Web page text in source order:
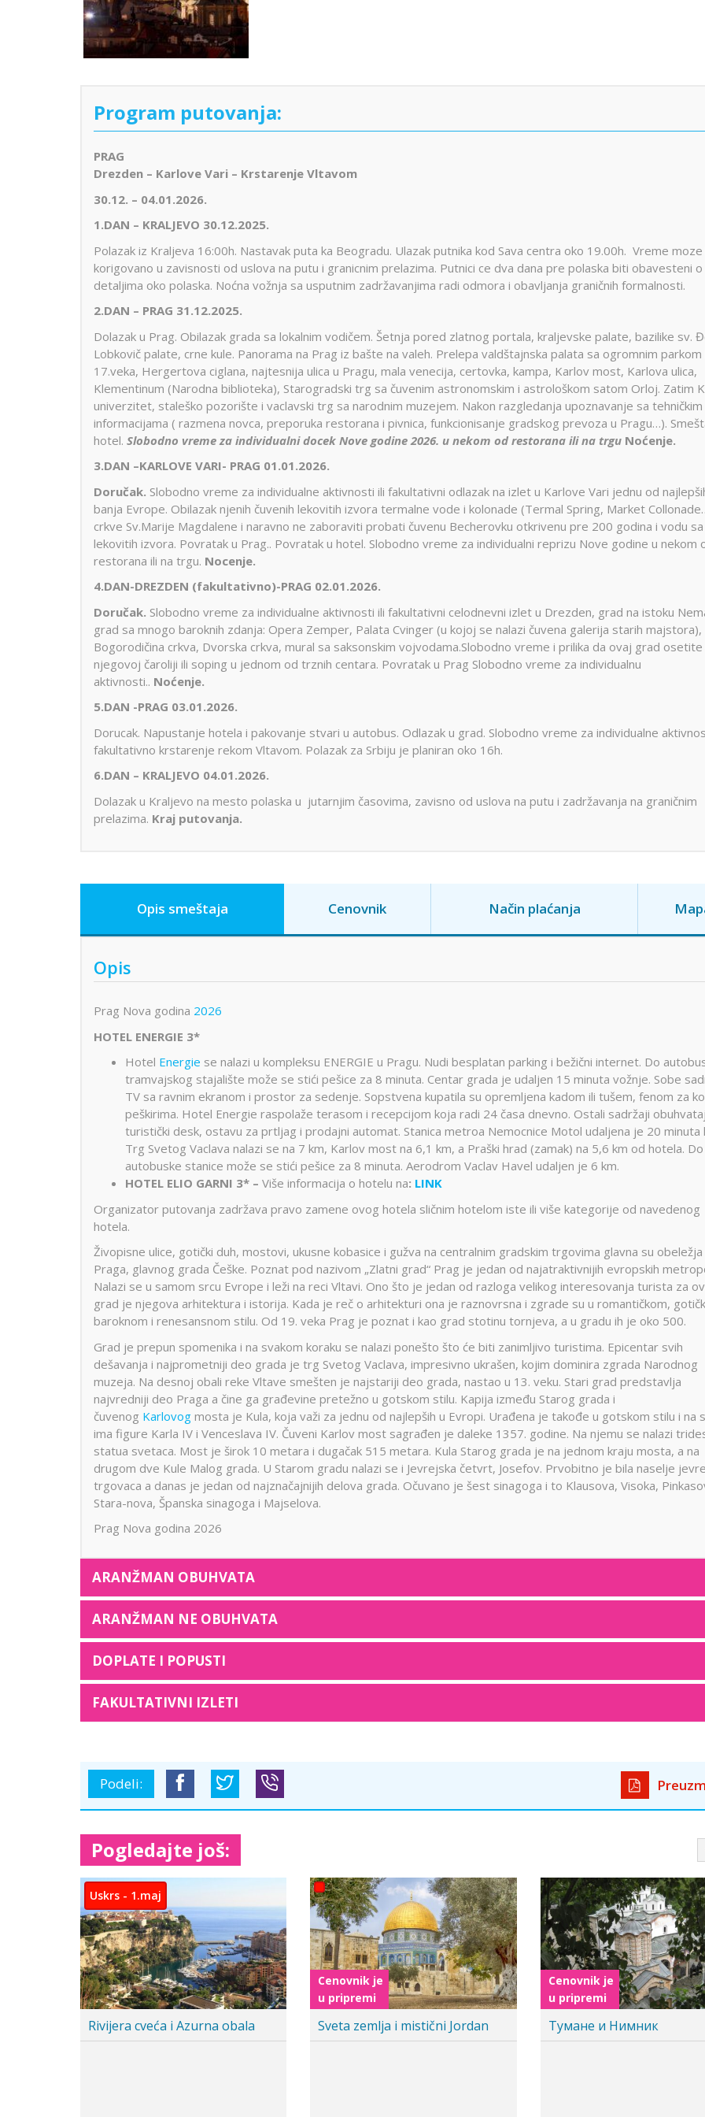
Program putovanja:
PRAG
Drezden – Karlove Vari – Krstarenje Vltavom
30.12. – 04.01.2026.
1.DAN – KRALJEVO 30.12.2025.
Polazak iz Kraljeva 16:00h. Nastavak puta ka Beogradu. Ulazak putnika kod Sava centra oko 19.00h. Vreme
korigovano u zavisnosti od uslova na putu i granicnim prelazima. Putnici ce dva dana pre polaska biti obavesteni
detaljima oko polaska. Noćna vožnja sa usputnim zadržavanjima radi odmora i obavljanja graničnih formalnosti.
2.DAN – PRAG 31.12.2025.
Dolazak u Prag. Obilazak grada sa lokalnim vodičem. Šetnja pored zlatnog portala, kraljevske palate, bazilike sv.
Lobkovič palate, crne kule. Panorama na Prag iz bašte na valeh. Prelepa valdštajnska palata sa ogromnim parkom
17.veka, Hergertova ciglana, najtesnija ulica u Pragu, mala venecija, certovka, kampa, Karlov most, Karlova ulica,
Klementinum (Narodna biblioteka), Starogradski trg sa čuvenim astronomskim i astrološkom satom Orloj. Zatim
univerzitet, staleško pozorište i vaclavski trg sa narodnim muzejem. Nakon razgledanja upoznavanje sa tehničkim
informacijama ( razmena novca, preporuka restorana i pivnica, funkcionisanje gradskog prevoza u Pragu…).
hotel. Slobodno vreme za individualni docek Nove godine 2026. u nekom od restorana ili na trgu Noćenje.
3.DAN –KARLOVE VARI- PRAG 01.01.2026.
Doručak. Slobodno vreme za individualne aktivnosti ili fakultativni odlazak na izlet u Karlove Vari jednu od
banja Evrope. Obilazak njenih čuvenih lekovitih izvora termalne vode i kolonade (Termal Spring, Market
crkve Sv.Marije Magdalene i naravno ne zaboraviti probati čuvenu Becherovku otkrivenu pre 200 godina i vodu sa
lekovitih izvora. Povratak u Prag.. Povratak u hotel. Slobodno vreme za individualni reprizu Nove godine u nekom
restorana ili na trgu. Nocenje.
4.DAN-DREZDEN (fakultativno)-PRAG 02.01.2026.
Doručak. Slobodno vreme za individualne aktivnosti ili fakultativni celodnevni izlet u Drezden, grad na istoku
grad sa mnogo baroknih zdanja: Opera Zemper, Palata Cvinger (u kojoj se nalazi čuvena galerija starih majstora),
Bogorodičina crkva, Dvorska crkva, mural sa saksonskim vojvodama.Slobodno vreme i prilika da ovaj grad osetite
njegovoj čaroliji ili soping u jednom od trznih centara. Povratak u Prag Slobodno vreme za individualnu
aktivnosti.. Noćenje.
5.DAN -PRAG 03.01.2026.
Dorucak. Napustanje hotela i pakovanje stvari u autobus. Odlazak u grad. Slobodno vreme za individualne
fakultativno krstarenje rekom Vltavom. Polazak za Srbiju je planiran oko 16h.
6.DAN – KRALJEVO 04.01.2026.
Dolazak u Kraljevo na mesto polaska u jutarnjim časovima, zavisno od uslova na putu i zadržavanja na graničnim
prelazima. Kraj putovanja.
Opis smeštaja Cenovnik Način plaćanja
Opis
Prag Nova godina 2026
HOTEL ENERGIE 3*
Hotel Energie se nalazi u kompleksu ENERGIE u Pragu. Nudi besplatan parking i bežični internet. Do
tramvajskog stajalište može se stići pešice za 8 minuta. Centar grada je udaljen 15 minuta vožnje. Sobe
TV sa ravnim ekranom i prostor za sedenje. Sopstvena kupatila su opremljena kadom ili tušem, fenom za
peškirima. Hotel Energie raspolaže terasom i recepcijom koja radi 24 časa dnevno. Ostali sadržaji
turistički desk, ostavu za prtljag i prodajni automat. Stanica metroa Nemocnice Motol udaljena je 20 minuta
Trg Svetog Vaclava nalazi se na 7 km, Karlov most na 6,1 km, a Praški hrad (zamak) na 5,6 km od hotela. Do
autobuske stanice može se stići pešice za 8 minuta. Aerodrom Vaclav Havel udaljen je 6 km.
HOTEL ELIO GARNI 3* – Više informacija o hotelu na: LINK
Organizator putovanja zadržava pravo zamene ovog hotela sličnim hotelom iste ili više kategorije od navedenog
hotela.
Živopisne ulice, gotički duh, mostovi, ukusne kobasice i gužva na centralnim gradskim trgovima glavna su obeležja
Praga, glavnog grada Češke. Poznat pod nazivom „Zlatni grad“ Prag je jedan od najatraktivnijih evropskih
Nalazi se u samom srcu Evrope i leži na reci Vltavi. Ono što je jedan od razloga velikog interesovanja turista za
grad je njegova arhitektura i istorija. Kada je reč o arhitekturi ona je raznovrsna i zgrade su u romantičkom,
baroknom i renesansnom stilu. Od 19. veka Prag je poznat i kao grad stotinu tornjeva, a u gradu ih je oko 500.
Grad je prepun spomenika i na svakom koraku se nalazi ponešto što će biti zanimljivo turistima. Epicentar svih
dešavanja i najprometniji deo grada je trg Svetog Vaclava, impresivno ukrašen, kojim dominira zgrada Narodnog
muzeja. Na desnoj obali reke Vltave smešten je najstariji deo grada, nastao u 13. veku. Stari grad predstavlja
najvredniji deo Praga a čine ga građevine pretežno u gotskom stilu. Kapija između Starog grada i
čuvenog Karlovog mosta je Kula, koja važi za jednu od najlepših u Evropi. Urađena je takođe u gotskom stilu i na
ima figure Karla IV i Venceslava IV. Čuveni Karlov most sagrađen je daleke 1357. godine. Na njemu se nalazi
statua svetaca. Most je širok 10 metara i dugačak 515 metara. Kula Starog grada je na jednom kraju mosta, a na
drugom dve Kule Malog grada. U Starom gradu nalazi se i Jevrejska četvrt, Josefov. Prvobitno je bila naselje
trgovaca a danas je jedan od najznačajnijih delova grada. Očuvano je šest sinagoga i to Klausova, Visoka,
Stara-nova, Španska sinagoga i Majselova.
Prag Nova godina 2026
ARANŽMAN OBUHVATA
ARANŽMAN NE OBUHVATA
DOPLATE I POPUSTI
FAKULTATIVNI IZLETI
Podeli:
Pogledajte još:
Hoteli i app
Ohrid i Skoplje Doček 2026
Moskva i Sankt Peterburg
Uskrs
Cenovnik je
u pripremi
Moskva docek 2026 – 5